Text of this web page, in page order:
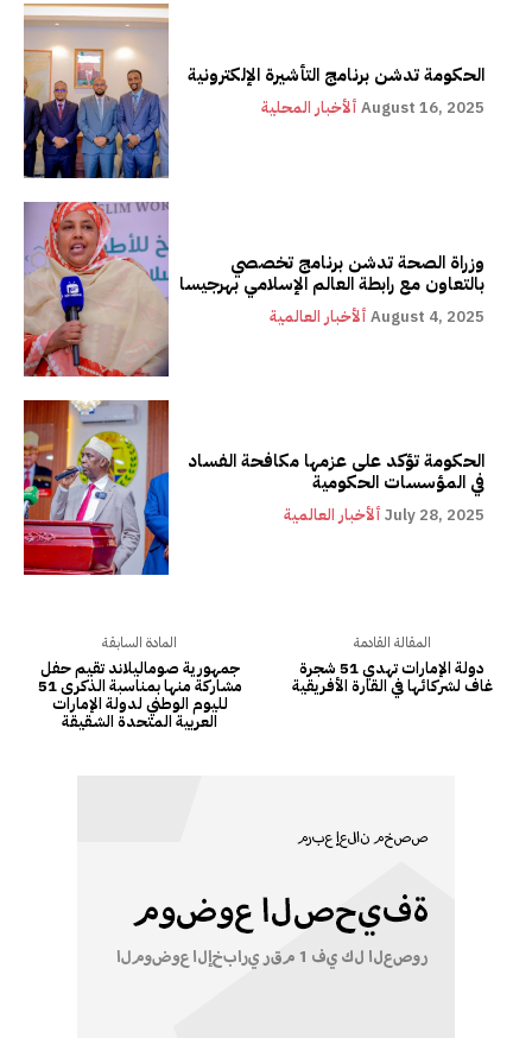
الحكومة تدشن برنامج التأشيرة الإلكترونية
ألأخبار المحلية August 16, 2025
وزراة الصحة تدشن برنامج تخصصي
بالتعاون مع رابطة العالم الإسلامي بهرجيسا
ألأخبار العالمية August 4, 2025
الحكومة تؤكد على عزمها مكافحة الفساد
في المؤسسات الحكومية
ألأخبار العالمية July 28, 2025
المادة السابقة
جمهورية صوماليلاند تقيم حفل
مشاركة منها بمناسبة الذكرى 51
لليوم الوطني لدولة الإمارات
العربية المتحدة الشقيقة
المقالة القادمة
دولة الإمارات تهدي 51 شجرة
غاف لشركائها في القارة الأفريقية